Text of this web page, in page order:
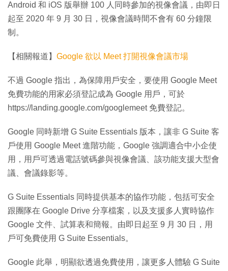
Android 和 iOS 版舉辦 100 人同時參加的視像會議，由即日
起至 2020 年 9 月 30 日，視像會議時間不會有 60 分鐘限
制。
【相關報道】 Google 欲以 Meet 打開視像會議市場
不過 Google 指出，為保障用戶安全，要使用 Google Meet
免費功能的用家必須登記成為 Google 用戶，可於
https://landing.google.com/googlemeet 免費登記。
Google 同時新增 G Suite Essentials 版本，讓非 G Suite 客
戶使用 Google Meet 進階功能，Google 強調適合中小企使
用，用戶可透過電話號碼參與視像會議、該功能支援大型會
議、會議錄影等。
G Suite Essentials 同時提供基本的協作功能，包括可安全
跟團隊在 Google Drive 分享檔案，以及支援多人實時協作
Google 文件、試算表和簡報。由即日起至 9 月 30 日，用
戶可免費使用 G Suite Essentials。
Google 此舉，明顯欲透過免費使用，讓更多人體驗 G Suite